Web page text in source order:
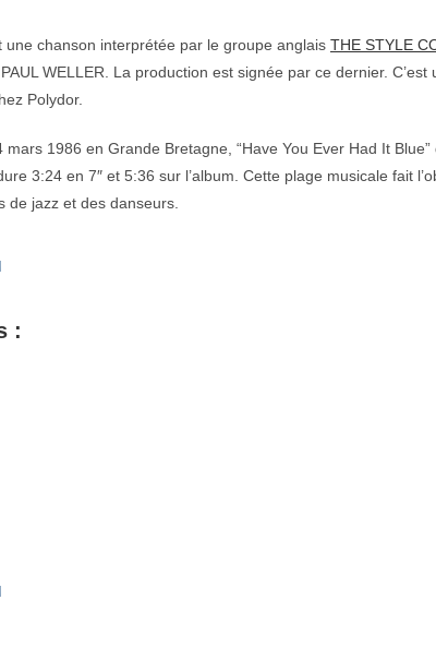
une chanson interprétée par le groupe anglais THE STYLE
WELLER. La production est signée par ce dernier. C’est
Polydor.
1986 en Grande Bretagne, “Have You Ever Had It
3:24 en 7″ et 5:36 sur l’album. Cette plage musicale fait
de jazz et des danseurs.
: